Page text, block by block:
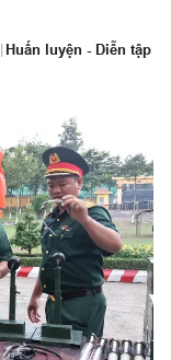
| Huấn luyện - Diễn tập